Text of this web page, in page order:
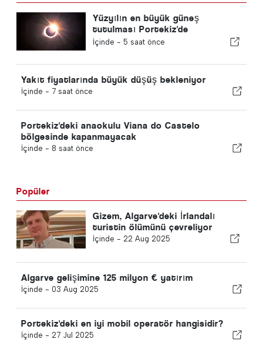
Yüzyılın en büyük güneş
tutulması Portekiz'de
gerçekleşiyor
İçinde - 5 saat önce
Yakıt fiyatlarında büyük düşüş bekleniyor
İçinde - 7 saat önce
Portekiz'deki anaokulu Viana do Castelo
bölgesinde kapanmayacak
İçinde - 8 saat önce
Popüler
Gizem, Algarve'deki İrlandalı
turistin ölümünü çevreliyor
İçinde - 22 Aug 2025
Algarve gelişimine 125 milyon € yatırım
İçinde - 03 Aug 2025
Portekiz'deki en iyi mobil operatör hangisidir?
İçinde - 27 Jul 2025